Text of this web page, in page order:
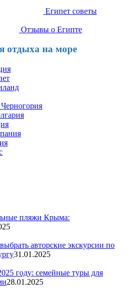
Египет советы
Отзывы о Египте
отдыха на море
Черногория
пляжи Крыма:
авторские экскурсии по
31.01.2025
году: семейные туры для
28.01.2025